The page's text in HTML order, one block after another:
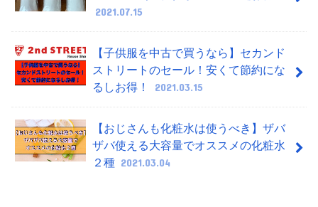
2021.07.15
【子供服を中古で買うなら】セカンド
ストリートのセール！安くて節約にな
るしお得！
2021.03.15
【おじさんも化粧水は使うべき】ザバ
ザバ使える大容量でオススメの化粧水
２種 2021.03.04